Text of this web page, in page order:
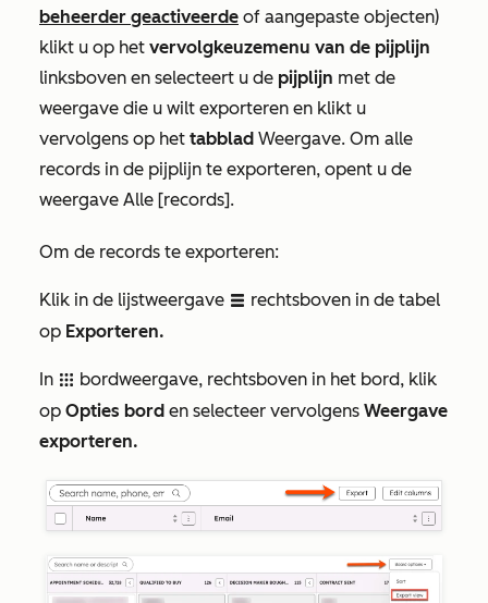
beheerder geactiveerde of aangepaste objecten)
klikt u op het vervolgkeuzemenu van de pijplijn
linksboven en selecteert u de pijplijn met de
weergave die u wilt exporteren en klikt u
vervolgens op het tabblad Weergave. Om alle
records in de pijplijn te exporteren, opent u de
weergave Alle [records].
Om de records te exporteren:
Klik in de lijstweergave listView rechtsboven in de tabel
op Exporteren.
In grid bordweergave, rechtsboven in het bord, klik
op Opties bord en selecteer vervolgens Weergave
exporteren.